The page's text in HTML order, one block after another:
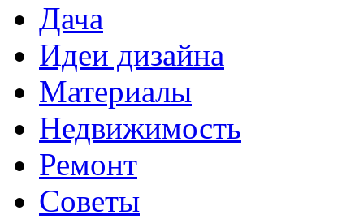
Дача
Идеи дизайна
Материалы
Недвижимость
Ремонт
Советы